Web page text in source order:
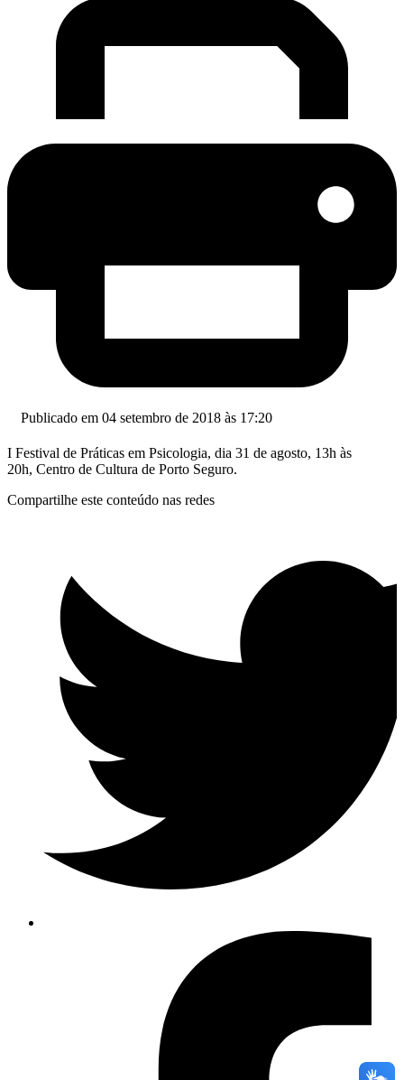
Publicado em 04 setembro de 2018 às 17:20
I Festival de Práticas em Psicologia, dia 31 de agosto, 13h às
20h, Centro de Cultura de Porto Seguro.
Compartilhe este conteúdo nas redes